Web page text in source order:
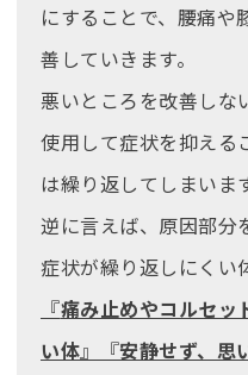
にすることで、腰痛や
善していきます。
悪いところを改善しな
使用して症状を抑える
は繰り返してしまいま
逆に言えば、原因部分
症状が繰り返しにくい
『痛み止めやコルセッ
い体』『安静せず、思